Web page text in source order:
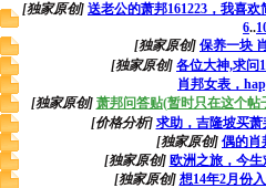
[独家原创] 送老公的萧邦161223，我喜
6..
[独家原创] 保养一块
[独家原创] 各位大神,求问
肖邦女表，
[独家原创] 萧邦问答贴(暂时只在这个帖
[价格分析] 求助，吉隆坡买
[独家原创] 偶的肖
[独家原创] 欧洲之旅，今生
[独家原创] 想14年2月份